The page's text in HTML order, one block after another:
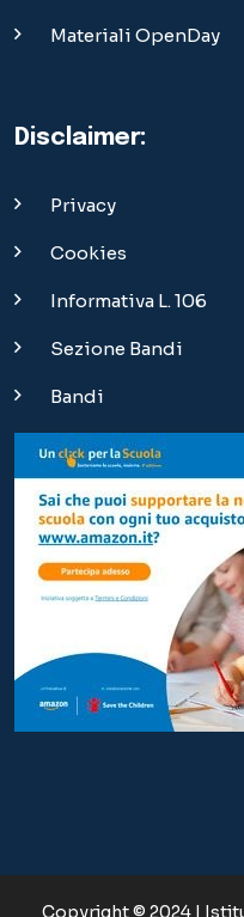
Materiali OpenDay
Disclaimer:
Privacy
Cookies
Informativa L. 106
Sezione Bandi
Bandi
Copyright © 2024 |